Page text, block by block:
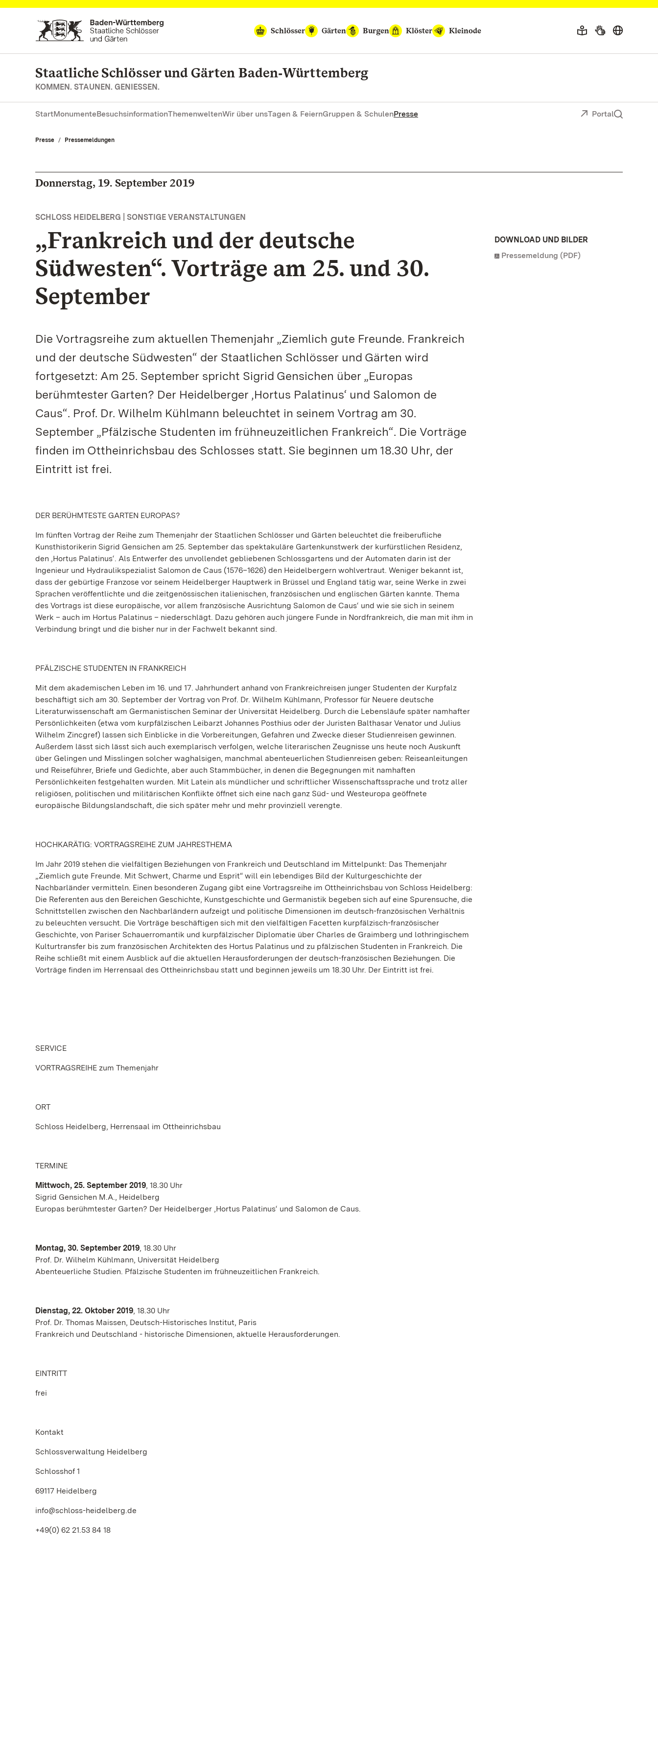
Zum Hauptinhalt springen
Schlösser
Gärten Burgen Klöster Kleinode
Staatliche Schlösser und Gärten Baden‑Württemberg
KOMMEN. STAUNEN. GENIESSEN.
StartMonumenteBesuchsinformationThemenweltenWir über unsTagen & FeiernGruppen & SchulenPresse Portal
Presse Pressemeldungen
Donnerstag, 19. September 2019
SCHLOSS HEIDELBERG | SONSTIGE VERANSTALTUNGEN
„Frankreich und der deutsche
Südwesten“. Vorträge am 25. und 30.
September
Die Vortragsreihe zum aktuellen Themenjahr „Ziemlich gute Freunde. Frankreich
und der deutsche Südwesten“ der Staatlichen Schlösser und Gärten wird
fortgesetzt: Am 25. September spricht Sigrid Gensichen über „Europas
berühmtester Garten? Der Heidelberger ‚Hortus Palatinus‘ und Salomon de
Caus“. Prof. Dr. Wilhelm Kühlmann beleuchtet in seinem Vortrag am 30.
September „Pfälzische Studenten im frühneuzeitlichen Frankreich“. Die Vorträge
finden im Ottheinrichsbau des Schlosses statt. Sie beginnen um 18.30 Uhr, der
Eintritt ist frei.
DER BERÜHMTESTE GARTEN EUROPAS?
Im fünften Vortrag der Reihe zum Themenjahr der Staatlichen Schlösser und Gärten beleuchtet die freiberufliche
Kunsthistorikerin Sigrid Gensichen am 25. September das spektakuläre Gartenkunstwerk der kurfürstlichen Residenz,
den ‚Hortus Palatinus‘. Als Entwerfer des unvollendet gebliebenen Schlossgartens und der Automaten darin ist der
Ingenieur und Hydraulikspezialist Salomon de Caus (1576–1626) den Heidelbergern wohlvertraut. Weniger bekannt ist,
dass der gebürtige Franzose vor seinem Heidelberger Hauptwerk in Brüssel und England tätig war, seine Werke in zwei
Sprachen veröffentlichte und die zeitgenössischen italienischen, französischen und englischen Gärten kannte. Thema
des Vortrags ist diese europäische, vor allem französische Ausrichtung Salomon de Caus‘ und wie sie sich in seinem
Werk – auch im Hortus Palatinus – niederschlägt. Dazu gehören auch jüngere Funde in Nordfrankreich, die man mit ihm in
Verbindung bringt und die bisher nur in der Fachwelt bekannt sind.
PFÄLZISCHE STUDENTEN IN FRANKREICH
Mit dem akademischen Leben im 16. und 17. Jahrhundert anhand von Frankreichreisen junger Studenten der Kurpfalz
beschäftigt sich am 30. September der Vortrag von Prof. Dr. Wilhelm Kühlmann, Professor für Neuere deutsche
Literaturwissenschaft am Germanistischen Seminar der Universität Heidelberg. Durch die Lebensläufe später namhafter
Persönlichkeiten (etwa vom kurpfälzischen Leibarzt Johannes Posthius oder der Juristen Balthasar Venator und Julius
Wilhelm Zincgref) lassen sich Einblicke in die Vorbereitungen, Gefahren und Zwecke dieser Studienreisen gewinnen.
Außerdem lässt sich lässt sich auch exemplarisch verfolgen, welche literarischen Zeugnisse uns heute noch Auskunft
über Gelingen und Misslingen solcher waghalsigen, manchmal abenteuerlichen Studienreisen geben: Reiseanleitungen
und Reiseführer, Briefe und Gedichte, aber auch Stammbücher, in denen die Begegnungen mit namhaften
Persönlichkeiten festgehalten wurden. Mit Latein als mündlicher und schriftlicher Wissenschaftssprache und trotz aller
religiösen, politischen und militärischen Konflikte öffnet sich eine nach ganz Süd- und Westeuropa geöffnete
europäische Bildungslandschaft, die sich später mehr und mehr provinziell verengte.
HOCHKARÄTIG: VORTRAGSREIHE ZUM JAHRESTHEMA
Im Jahr 2019 stehen die vielfältigen Beziehungen von Frankreich und Deutschland im Mittelpunkt: Das Themenjahr
„Ziemlich gute Freunde. Mit Schwert, Charme und Esprit“ will ein lebendiges Bild der Kulturgeschichte der
Nachbarländer vermitteln. Einen besonderen Zugang gibt eine Vortragsreihe im Ottheinrichsbau von Schloss Heidelberg:
Die Referenten aus den Bereichen Geschichte, Kunstgeschichte und Germanistik begeben sich auf eine Spurensuche, die
Schnittstellen zwischen den Nachbarländern aufzeigt und politische Dimensionen im deutsch-französischen Verhältnis
zu beleuchten versucht. Die Vorträge beschäftigen sich mit den vielfältigen Facetten kurpfälzisch-französischer
Geschichte, von Pariser Schauerromantik und kurpfälzischer Diplomatie über Charles de Graimberg und lothringischem
Kulturtransfer bis zum französischen Architekten des Hortus Palatinus und zu pfälzischen Studenten in Frankreich. Die
Reihe schließt mit einem Ausblick auf die aktuellen Herausforderungen der deutsch-französischen Beziehungen. Die
Vorträge finden im Herrensaal des Ottheinrichsbau statt und beginnen jeweils um 18.30 Uhr. Der Eintritt ist frei.
SERVICE
VORTRAGSREIHE zum Themenjahr
ORT
Schloss Heidelberg, Herrensaal im Ottheinrichsbau
TERMINE
Mittwoch, 25. September 2019, 18.30 Uhr
Sigrid Gensichen M.A., Heidelberg
Europas berühmtester Garten? Der Heidelberger ‚Hortus Palatinus‘ und Salomon de Caus.
Montag, 30. September 2019, 18.30 Uhr
Prof. Dr. Wilhelm Kühlmann, Universität Heidelberg
Abenteuerliche Studien. Pfälzische Studenten im frühneuzeitlichen Frankreich.
Dienstag, 22. Oktober 2019, 18.30 Uhr
Prof. Dr. Thomas Maissen, Deutsch-Historisches Institut, Paris
Frankreich und Deutschland - historische Dimensionen, aktuelle Herausforderungen.
EINTRITT
frei
Kontakt
Schlossverwaltung Heidelberg
Schlosshof 1
69117 Heidelberg
info@schloss-heidelberg.de
+49(0) 62 21.53 84 18
DOWNLOAD UND BILDER
Pressemeldung (PDF)